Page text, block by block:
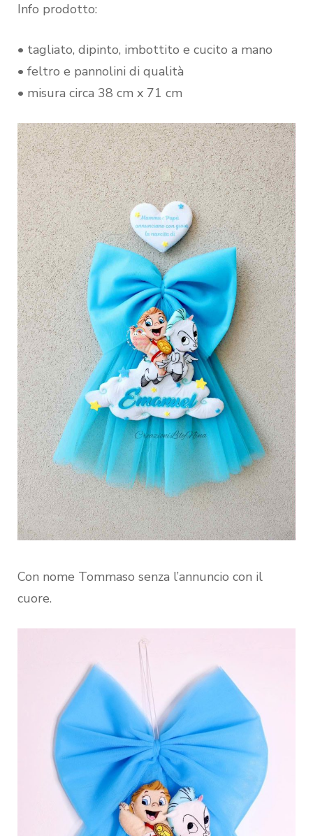
Info prodotto:
• tagliato, dipinto, imbottito e cucito a mano
• feltro e pannolini di qualità
• misura circa 38 cm x 71 cm
Con nome Tommaso senza l’annuncio con il
cuore.